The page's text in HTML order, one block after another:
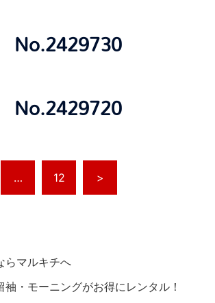
… 12 >
らマルキチへ
袖・モーニングがお得にレンタル！